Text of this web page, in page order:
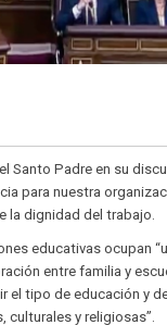
Santo Padre en su
para nuestra
la dignidad del trabajo.
educativas ocupan
entre familia y
el tipo de educación y
culturales y religiosas”.